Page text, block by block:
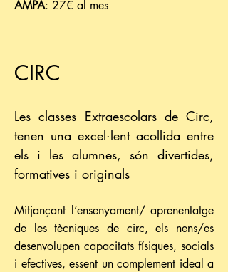
AMPA: 27€ al mes
CIRC
Les classes Extraescolars de Circ,
tenen una excel·lent acollida entre
els i les alumnes, són divertides,
formatives i originals
Mitjançant l’ensenyament/ aprenentatge
de les tècniques de circ, els nens/es
desenvolupen capacitats físiques, socials
i efectives, essent un complement ideal a